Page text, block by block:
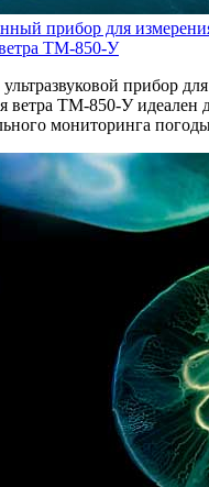
прибор для
ТМ-850-У
прибор
ветра ТМ-850-У идеален
мониторинга